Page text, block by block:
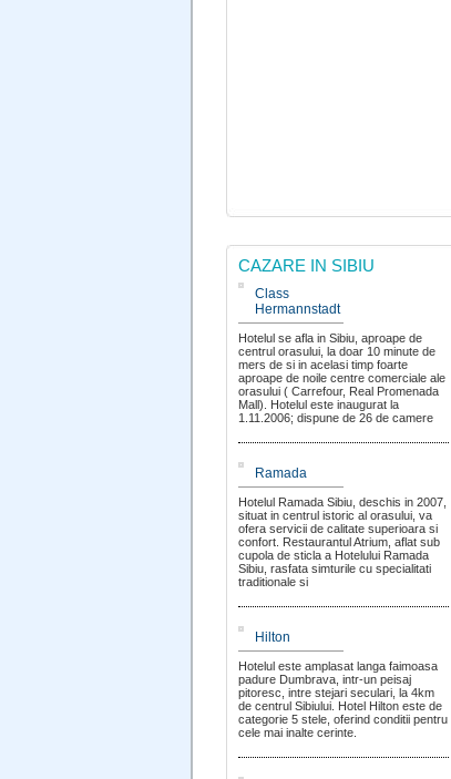
CAZARE IN SIBIU
Class
Hermannstadt
Hotelul se afla in Sibiu, aproape de
centrul orasului, la doar 10 minute de
mers de si in acelasi timp foarte
aproape de noile centre comerciale ale
orasului ( Carrefour, Real Promenada
Mall). Hotelul este inaugurat la
1.11.2006; dispune de 26 de camere
Ramada
Hotelul Ramada Sibiu, deschis in 2007,
situat in centrul istoric al orasului, va
ofera servicii de calitate superioara si
confort. Restaurantul Atrium, aflat sub
cupola de sticla a Hotelului Ramada
Sibiu, rasfata simturile cu specialitati
traditionale si
Hilton
Hotelul este amplasat langa faimoasa
padure Dumbrava, intr-un peisaj
pitoresc, intre stejari seculari, la 4km
de centrul Sibiului. Hotel Hilton este de
categorie 5 stele, oferind conditii pentru
cele mai inalte cerinte.